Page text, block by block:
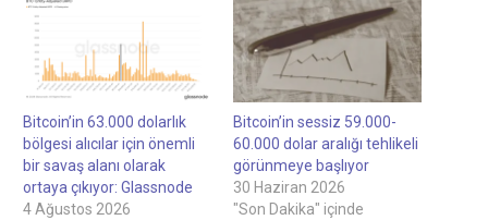
Bitcoin’in 63.000 dolarlık
bölgesi alıcılar için önemli
bir savaş alanı olarak
ortaya çıkıyor: Glassnode
4 Ağustos 2026
Bitcoin’in sessiz 59.000-
60.000 dolar aralığı tehlikeli
görünmeye başlıyor
30 Haziran 2026
"Son Dakika" içinde